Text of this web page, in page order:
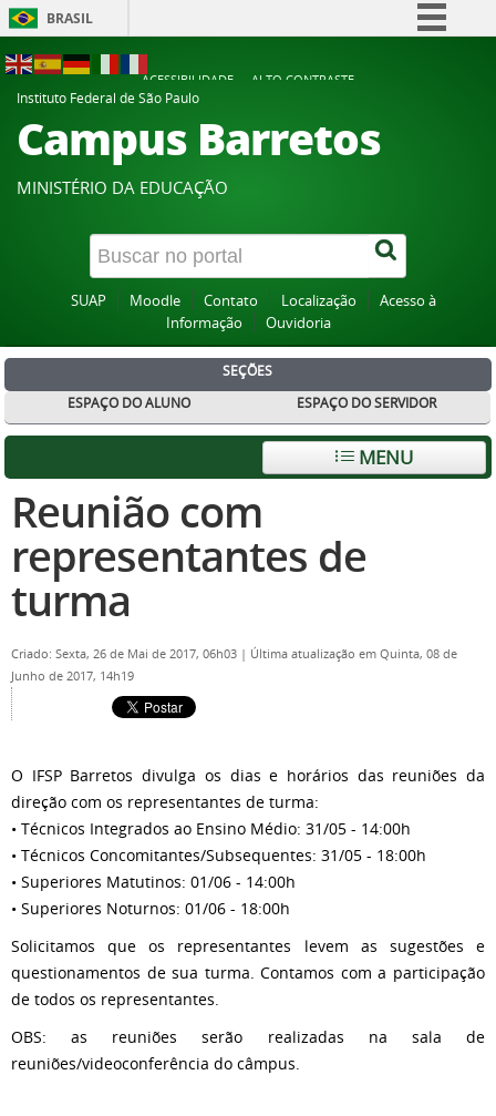
BRASIL
Participe
Acesso à informação
Canais
ACESSIBILIDADE
ALTO CONTRASTE
Instituto Federal de São Paulo
Campus Barretos
MINISTÉRIO DA EDUCAÇÃO
SUAP Moodle Contato Localização
Acesso à
Informação
Ouvidoria
SEÇÕES
ESPAÇO DO ALUNO
ESPAÇO DO SERVIDOR
MENU
Reunião com
representantes de
turma
Criado: Sexta, 26 de Mai de 2017, 06h03 | Última atualização em Quinta, 08 de
Junho de 2017, 14h19
O IFSP Barretos divulga os dias e horários das reuniões da
direção com os representantes de turma:
• Técnicos Integrados ao Ensino Médio: 31/05 - 14:00h
• Técnicos Concomitantes/Subsequentes: 31/05 - 18:00h
• Superiores Matutinos: 01/06 - 14:00h
• Superiores Noturnos: 01/06 - 18:00h
Solicitamos que os representantes levem as sugestões e
questionamentos de sua turma. Contamos com a participação
de todos os representantes.
OBS: as reuniões serão realizadas na sala de
reuniões/videoconferência do câmpus.